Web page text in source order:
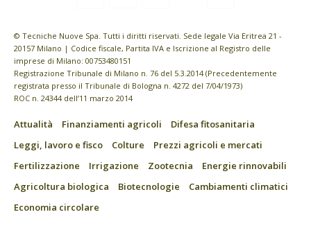
© Tecniche Nuove Spa. Tutti i diritti riservati. Sede legale Via Eritrea 21 -
20157 Milano | Codice fiscale, Partita IVA e Iscrizione al Registro delle
imprese di Milano: 00753480151
Registrazione Tribunale di Milano n. 76 del 5.3.2014 (Precedentemente
registrata presso il Tribunale di Bologna n. 4272 del 7/04/1973)
ROC n. 24344 dell’11 marzo 2014
Attualità Finanziamenti agricoli
Difesa fitosanitaria
Leggi, lavoro e fisco
Colture
Prezzi agricoli e mercati
Fertilizzazione
Irrigazione Zootecnia
Energie rinnovabili
Agricoltura biologica
Biotecnologie
Cambiamenti climatici
Economia circolare